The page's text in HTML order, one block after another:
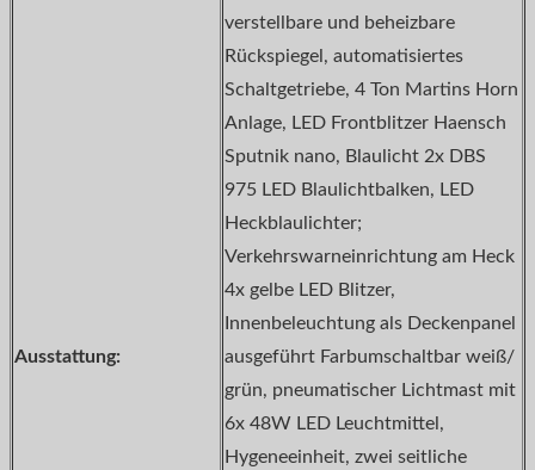
Ausstattung:
verstellbare und beheizbare
Rückspiegel, automatisiertes
Schaltgetriebe, 4 Ton Martins Horn
Anlage, LED Frontblitzer Haensch
Sputnik nano, Blaulicht 2x DBS
975 LED Blaulichtbalken, LED
Heckblaulichter;
Verkehrswarneinrichtung am Heck
4x gelbe LED Blitzer,
Innenbeleuchtung als Deckenpanel
ausgeführt Farbumschaltbar weiß/
grün, pneumatischer Lichtmast mit
6x 48W LED Leuchtmittel,
Hygeneeinheit, zwei seitliche